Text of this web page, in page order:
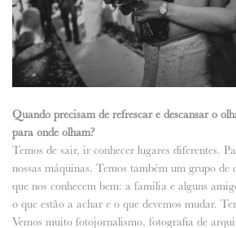
Quando precisam de refrescar e descansar o
para onde olham?
Temos de sair, ir conhecer lugares diferentes.
nossas máquinas. Temos também um grupo de
que nos conhecem bem: a família e alguns
o que estão a achar e o que devemos mudar.
Vemos muito fotojornalismo, fotografia de